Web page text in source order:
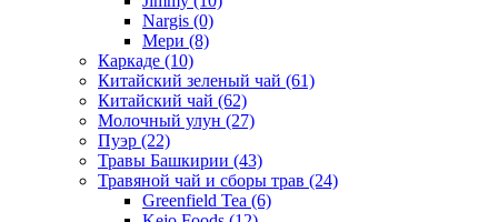
Nargis (0)
Мери (8)
Каркаде (10)
Китайский зеленый чай (61)
Китайский чай (62)
Молочный улун (27)
Пуэр (22)
Травы Башкирии (43)
Травяной чай и сборы трав (24)
Greenfield Tea (6)